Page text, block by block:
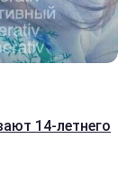
14-летнего